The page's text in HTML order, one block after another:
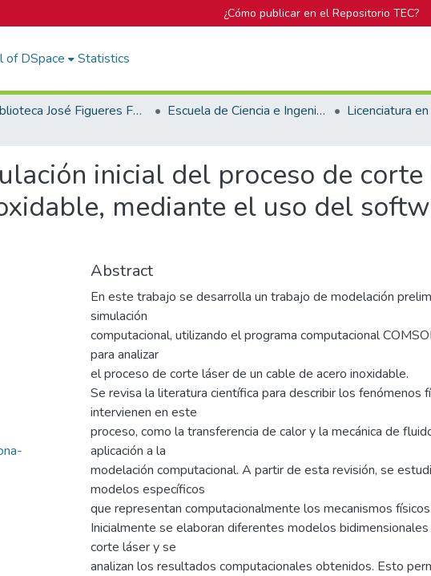
¿Cómo publicar en el Repositorio TEC?
of DSpace Statistics
Biblioteca José Figueres Ferrer Escuela de Ciencia e Ingeniería de los Materiales
inicial del proceso de
mediante el uso del
Abstract
En este trabajo se desarrolla un trabajo de modelación
simulación
computacional, utilizando el programa computacional
para analizar
el proceso de corte láser de un cable de acero inoxidable.
Se revisa la literatura científica para describir los fenómenos
intervienen en este
proceso, como la transferencia de calor y la mecánica de
aplicación a la
modelación computacional. A partir de esta revisión, se
modelos específicos
que representan computacionalmente los mecanismos
Inicialmente se elaboran diferentes modelos
corte láser y se
analizan los resultados computacionales obtenidos. Esto